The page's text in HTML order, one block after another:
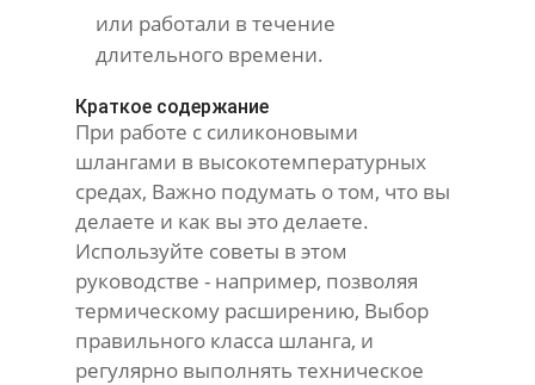
или работали в течение
длительного времени.
Краткое содержание
При работе с силиконовыми
шлангами в высокотемпературных
средах, Важно подумать о том, что вы
делаете и как вы это делаете.
Используйте советы в этом
руководстве - например, позволяя
термическому расширению, Выбор
правильного класса шланга, и
регулярно выполнять техническое